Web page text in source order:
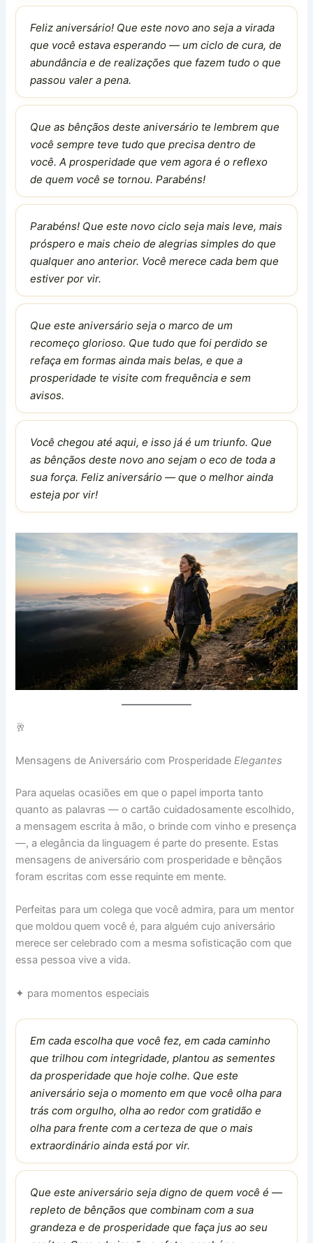
Feliz aniversário! Que este novo ano seja a virada
que você estava esperando — um ciclo de cura, de
abundância e de realizações que fazem tudo o que
passou valer a pena.
Que as bênçãos deste aniversário te lembrem que
você sempre teve tudo que precisa dentro de
você. A prosperidade que vem agora é o reflexo
de quem você se tornou. Parabéns!
Parabéns! Que este novo ciclo seja mais leve, mais
próspero e mais cheio de alegrias simples do que
qualquer ano anterior. Você merece cada bem que
estiver por vir.
Que este aniversário seja o marco de um
recomeço glorioso. Que tudo que foi perdido se
refaça em formas ainda mais belas, e que a
prosperidade te visite com frequência e sem
avisos.
Você chegou até aqui, e isso já é um triunfo. Que
as bênçãos deste novo ano sejam o eco de toda a
sua força. Feliz aniversário — que o melhor ainda
esteja por vir!
🥂
Mensagens de Aniversário com ProsperidadeElegantes
Para aquelas ocasiões em que o papel importa tanto
quanto as palavras — o cartão cuidadosamente escolhido,
a mensagem escrita à mão, o brinde com vinho e presença
—, a elegância da linguagem é parte do presente. Estas
mensagens de aniversário com prosperidade e bênçãos
foram escritas com esse requinte em mente.
Perfeitas para um colega que você admira, para um mentor
que moldou quem você é, para alguém cujo aniversário
merece ser celebrado com a mesma sofisticação com que
essa pessoa vive a vida.
✦ para momentos especiais
Em cada escolha que você fez, em cada caminho
que trilhou com integridade, plantou as sementes
da prosperidade que hoje colhe. Que este
aniversário seja o momento em que você olha para
trás com orgulho, olha ao redor com gratidão e
olha para frente com a certeza de que o mais
extraordinário ainda está por vir.
Que este aniversário seja digno de quem você é —
repleto de bênçãos que combinam com a sua
grandeza e de prosperidade que faça jus ao seu